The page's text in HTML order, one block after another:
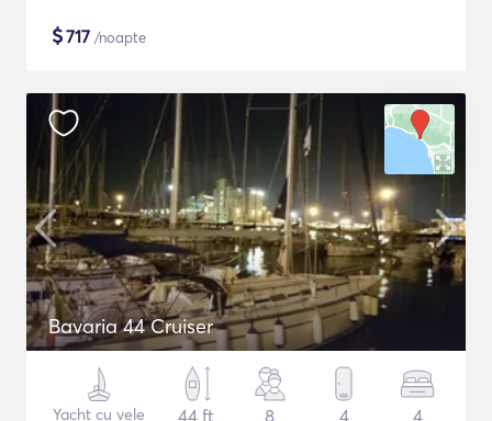
$717 /noapte
Bavaria 44 Cruiser
Yacht cu vele
44 ft
8 4 4